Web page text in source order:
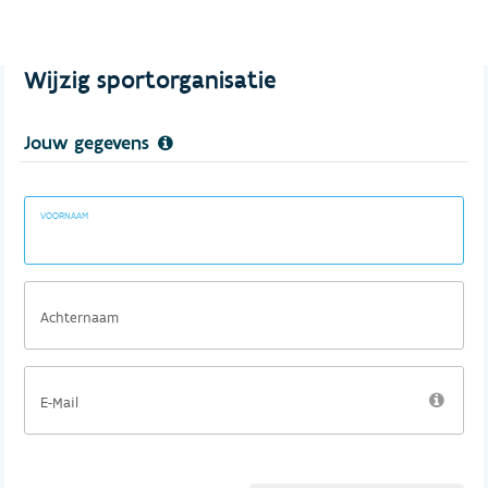
Wijzig sportorganisatie
Jouw gegevens
VOORNAAM
Achternaam
E-Mail